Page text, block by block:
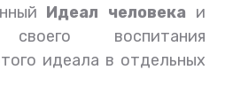
Идеал человека и
воспитания
идеала в отдельных